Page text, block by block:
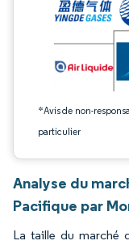
*Avis de non-
particulier
Analyse du
Pacifique par
La taille du marché